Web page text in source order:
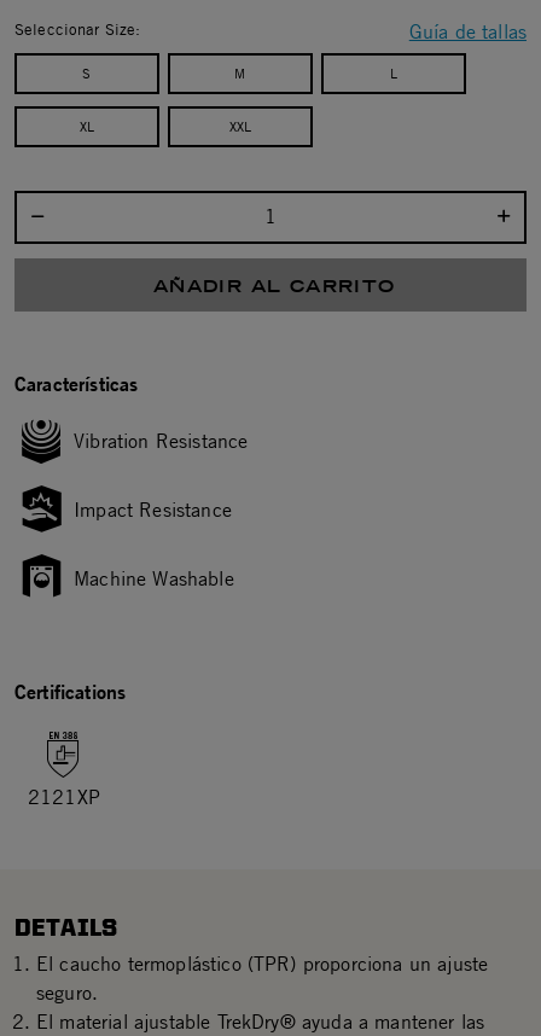
Guía de tallas
Seleccionar Size:
S M L
XL XXL
AÑADIR AL CARRITO
Características
Vibration Resistance
Impact Resistance
Machine Washable
Certifications
2121XP
DETAILS
El caucho termoplástico (TPR) proporciona un ajuste
seguro.
El material ajustable TrekDry® ayuda a mantener las